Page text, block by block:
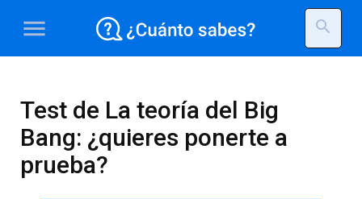
menu search
Test de La teoría del Big
Bang: ¿quieres ponerte a
prueba?